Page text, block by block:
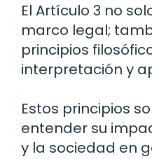
El Artículo 3 no
marco legal;
principios
interpretación y
Estos principios
entender su
y la sociedad en